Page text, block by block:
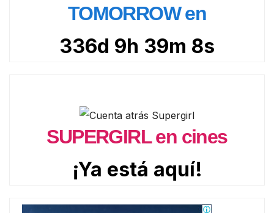
TOMORROW en
336d 9h 39m 7s
SUPERGIRL en cines
¡Ya está aquí!